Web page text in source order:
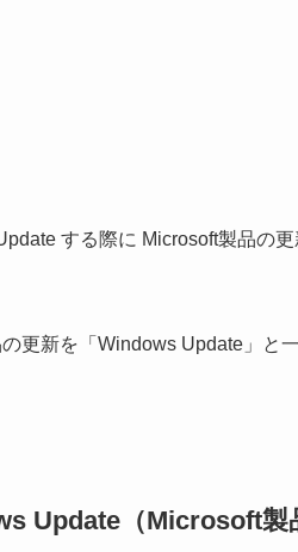
する際に Microsoft製品の
更新を「Windows Update」と
Update（Microsoft製